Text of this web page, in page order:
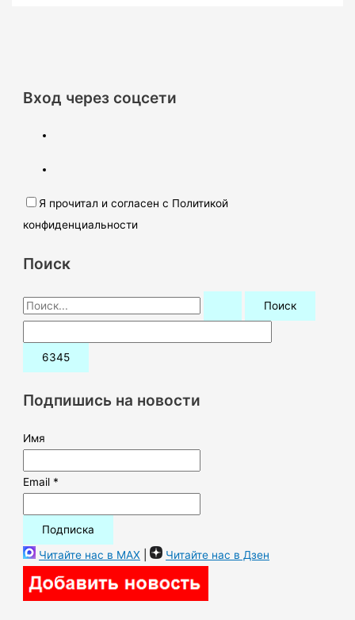
Вход через соцсети
Я прочитал и согласен с Политикой
конфиденциальности
Поиск
П
о
и
:Подпишись на новости
Имя
Email *
Читайте нас в MAX | Читайте нас в Дзен